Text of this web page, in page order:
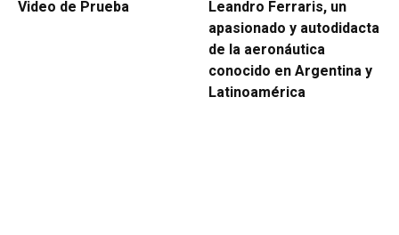
Video de Prueba
Leandro Ferraris, un
apasionado y autodidacta
de la aeronáutica
conocido en Argentina y
Latinoamérica